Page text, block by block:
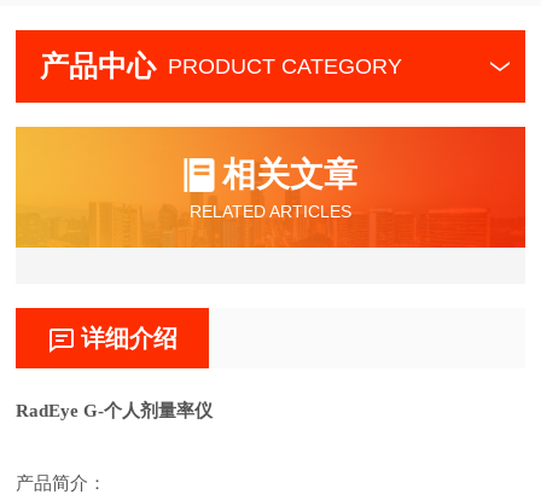
产品中心 PRODUCT CATEGORY
相关文章
RELATED ARTICLES
详细介绍
RadEye G-个人剂量率仪
产品简介：